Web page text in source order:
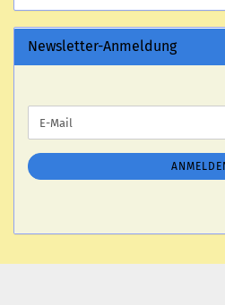
Newsletter-Anmeldung
ZUR
ANMELDUNG
E-
Mail